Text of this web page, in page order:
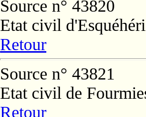
Source n° 43820
Etat civil
Retour
Source n° 43821
Etat civil de
Retour